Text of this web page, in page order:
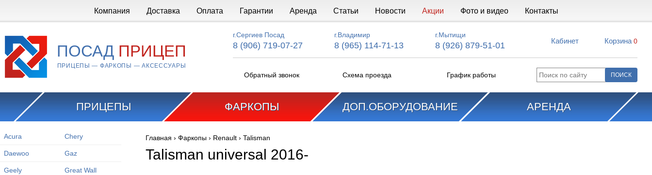
Компания Доставка Оплата Гарантии Аренда Статьи Новости Акции Фото и видео Контакты
ПОСАД ПРИЦЕП
ПРИЦЕПЫ — ФАРКОПЫ — АКСЕССУАРЫ
г.Сергиев Посад
8 (906) 719-07-27
г.Владимир
8 (965) 114-71-13
г.Мытищи
8 (926) 879-51-01 Кабинет Корзина 0
Обратный звонок Схема проезда График работы
ПРИЦЕПЫ ФАРКОПЫ ДОП.ОБОРУДОВАНИЕ АРЕНДА
Acura Chery
Daewoo Gaz
Geely Great Wall
Вы здесь
Главная › Фаркопы › Renault › Talisman
Talisman universal 2016-